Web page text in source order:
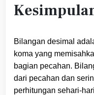
Bilangan desimal
koma yang
bagian pecahan.
dari pecahan dan
perhitungan sehari-